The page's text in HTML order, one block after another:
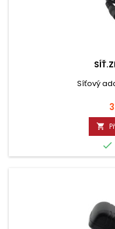
Síťový

